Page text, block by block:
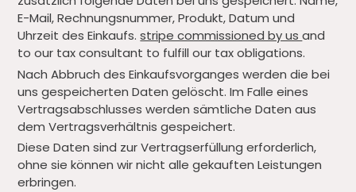
E-Mail, Rechnungsnummer, Produkt, Datum und
Uhrzeit des Einkaufs.stripe commissioned by usand
to our tax consultant to fulfill our tax obligations.
Nach Abbruch des Einkaufsvorganges werden die bei
uns gespeicherten Daten gelöscht. Im Falle eines
Vertragsabschlusses werden sämtliche Daten aus
dem Vertragsverhältnis gespeichert.
Diese Daten sind zur Vertragserfüllung erforderlich,
ohne sie können wir nicht alle gekauften Leistungen
erbringen.